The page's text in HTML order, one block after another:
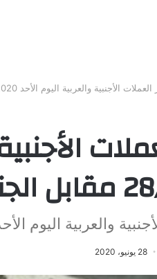
الأجنبية والعربية اليوم الأحد 28/6/2020 مقابل الجنيه المصري
اليوم الأحد 28/6/2020 مقابل الجنيه
28 يونيو، 2020